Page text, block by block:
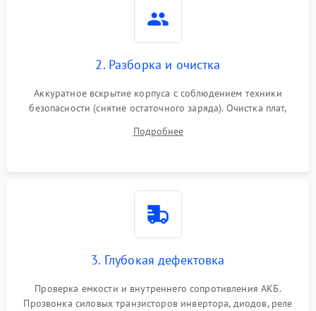
2. Разборка и очистка
Аккуратное вскрытие корпуса с соблюдением техники
безопасности (снятие остаточного заряда). Очистка плат,
и кистей для предотвращения перегрева и замыканий.
Подробнее
3. Глубокая дефектовка
Проверка емкости и внутреннего сопротивления АКБ.
Прозвонка силовых транзисторов инвертора, диодов, реле